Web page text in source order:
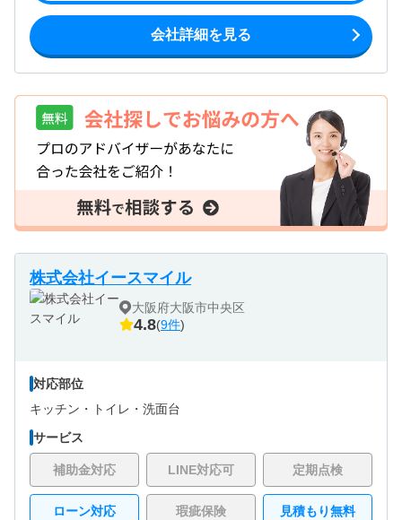
会社詳細を見る
株式会社イースマイル
大阪府大阪市中央区
4.8(9件)
対応部位
キッチン・
トイレ・ 洗面台
サービス
補助金対応 LINE対応可 定期点検
ローン対応 瑕疵保険 見積もり無料